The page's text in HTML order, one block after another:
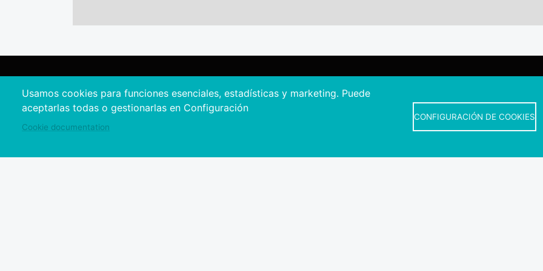
Usamos cookies para funciones esenciales, estadísticas y marketing. Puede
aceptarlas todas o gestionarlas en Configuración
Cookie documentation
CONFIGURACIÓN DE COOKIES